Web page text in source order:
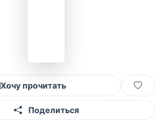
Хочу прочитать
Поделиться